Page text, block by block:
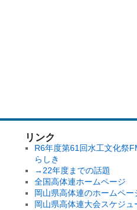
リンク
R6年度第61回水工文化祭
らしき
→22年度までの話題
全国高体連ホームページ
岡山県高体連のホームペー
岡山県高体連大会スケジュ